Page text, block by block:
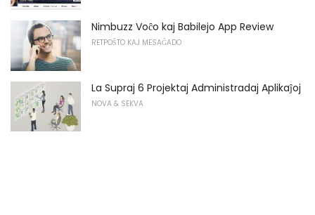
Nimbuzz Voĉo kaj Babilejo App Review
RETPOŜTO KAJ MESAĜADO
La Supraj 6 Projektaj Administradaj Aplikaĵoj
NOVA & SEKVA